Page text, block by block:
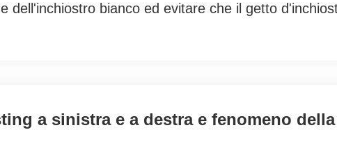
dell'inchiostro bianco ed evitare che il getto
a sinistra e a destra e fenomeno